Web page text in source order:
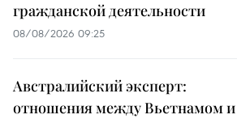
гражданской деятельности
08/08/2026 09:25
Австралийский эксперт:
отношения между Вьетнамом и